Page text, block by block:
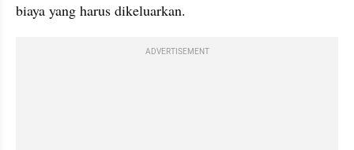
biaya yang harus dikeluarkan.
ADVERTISEMENT